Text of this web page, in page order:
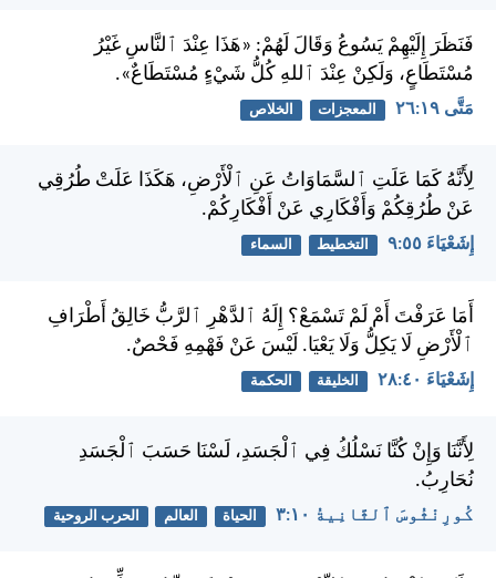
فَنَظَرَ إِلَيْهِمْ يَسُوعُ وَقَالَ لَهُمْ: «هَذَا عِنْدَ ٱلنَّاسِ غَيْرُ
مُسْتَطَاعٍ، وَلَكِنْ عِنْدَ ٱللهِ كُلُّ شَيْءٍ مُسْتَطَاعٌ».
مَتَّى ١٩:‏٢٦ المعجزات الخلاص
لِأَنَّهُ كَمَا عَلَتِ ٱلسَّمَاوَاتُ عَنِ ٱلْأَرْضِ، هَكَذَا عَلَتْ طُرُقِي
عَنْ طُرُقِكُمْ وَأَفْكَارِي عَنْ أَفْكَارِكُمْ.
إِشَعْيَاءَ ٥٥:‏٩ التخطيط السماء
أَمَا عَرَفْتَ أَمْ لَمْ تَسْمَعْ؟ إِلَهُ ٱلدَّهْرِ ٱلرَّبُّ خَالِقُ أَطْرَافِ
ٱلْأَرْضِ لَا يَكِلُّ وَلَا يَعْيَا. لَيْسَ عَنْ فَهْمِهِ فَحْصٌ.
إِشَعْيَاءَ ٤٠:‏٢٨ الخليقة الحكمة
لِأَنَّنَا وَإِنْ كُنَّا نَسْلُكُ فِي ٱلْجَسَدِ، لَسْنَا حَسَبَ ٱلْجَسَدِ
نُحَارِبُ.
كُورِنْثُوسَ ٱلثَّانِيةُ ١٠:‏٣ الحياة العالم الحرب الروحية